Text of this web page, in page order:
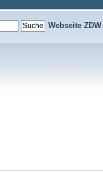
Webseite ZDW